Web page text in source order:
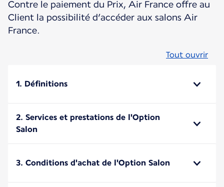
Contre le paiement du Prix, Air France offre au
Client la possibilité d’accéder aux salons Air
France.
Tout ouvrir
1. Définitions
2. Services et prestations de l'Option
Salon
3. Conditions d'achat de l'Option Salon